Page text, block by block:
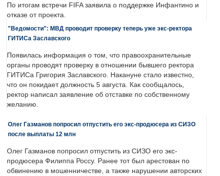
По итогам встречи FIFA заявила о поддержке Инфантино и
отказе от проекта.
"Ведомости": МВД проводит проверку теперь уже экс-ректора
ГИТИСа Заславского
Появилась информация о том, что правоохранительные
органы проводят проверку в отношении бывшего ректора
ГИТИСа Григория Заславского. Накануне стало известно,
что он покидает должность 5 августа. Как сообщалось,
ректор написал заявление об отставке по собственному
желанию.
Олег Газманов попросил отпустить его экс-продюсера из СИЗО
после выплаты 12 млн
Олег Газманов попросил отпустить из СИЗО его экс-
продюсера Филиппа Россу. Ранее тот был арестован по
обвинению в мошенничестве, а также нарушении авторских